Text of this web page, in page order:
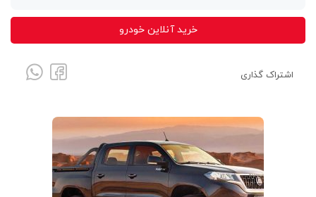
خرید آنلاین خودرو
اشتراک گذاری